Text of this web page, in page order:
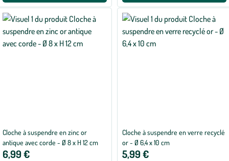
Cloche à suspendre en zinc or
antique avec corde - Ø 8 x H 12 cm
6,99 €
Cloche à suspendre en verre recyclé
or - Ø 6,4 x 10 cm
5,99 €